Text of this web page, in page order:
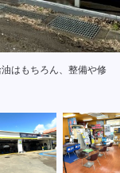
はもちろん、整備や修